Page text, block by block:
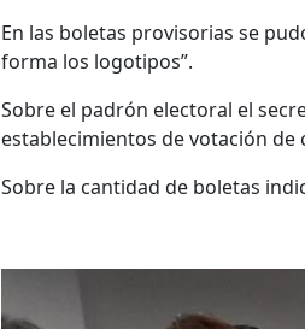
En las boletas provisorias se
forma los logotipos”.
Sobre el padrón electoral el
establecimientos de votación de
Sobre la cantidad de boletas